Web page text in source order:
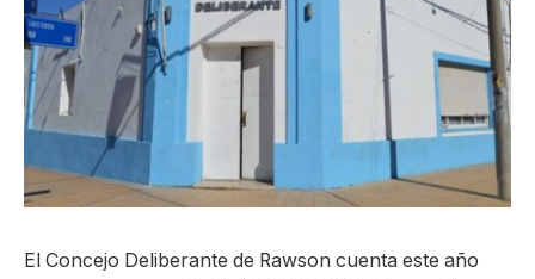
El Concejo Deliberante de Rawson cuenta este año